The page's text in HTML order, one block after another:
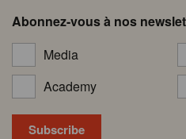
Abonnez-vous à nos
Media
Academy